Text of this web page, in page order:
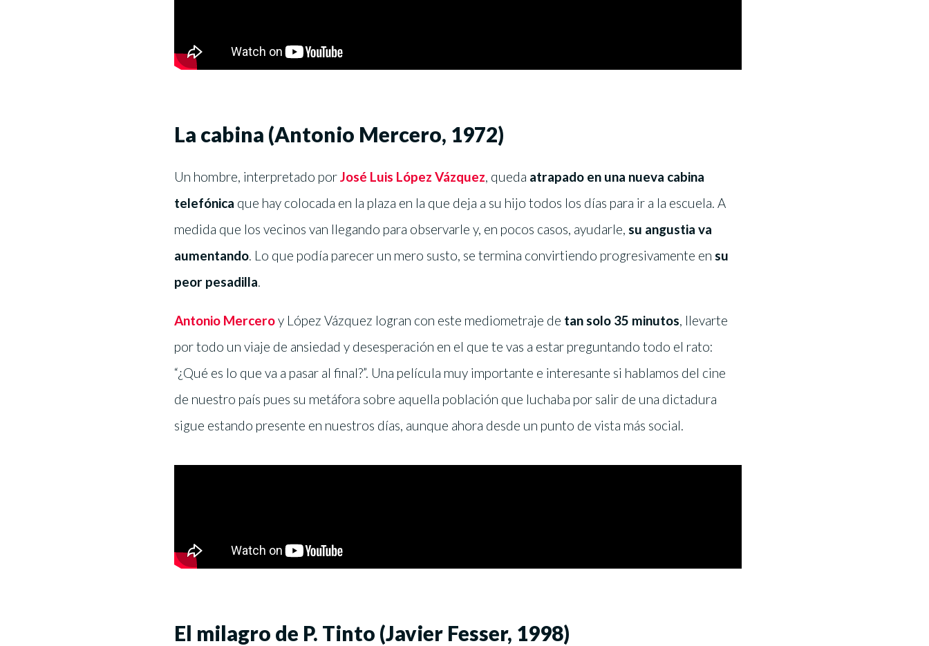
La cabina (Antonio Mercero, 1972)
Un hombre, interpretado porJosé Luis López Vázquez, queda atrapado en una nueva cabina
telefónica que hay colocada en la plaza en la que deja a su hijo todos los días para ir a la escuela. A
medida que los vecinos van llegando para observarle y, en pocos casos, ayudarle,su angustia va
aumentando. Lo que podía parecer un mero susto, se termina convirtiendo progresivamente ensu
peor pesadilla.
Antonio Merceroy López Vázquez logran con este mediometraje de tan solo 35 minutos, llevarte
por todo un viaje de ansiedad y desesperación en el que te vas a estar preguntando todo el rato:
“¿Qué es lo que va a pasar al final?”. Una película muy importante e interesante si hablamos del cine
de nuestro país pues su metáfora sobre aquella población que luchaba por salir de una dictadura
sigue estando presente en nuestros días, aunque ahora desde un punto de vista más social.
El milagro de P. Tinto (Javier Fesser, 1998)